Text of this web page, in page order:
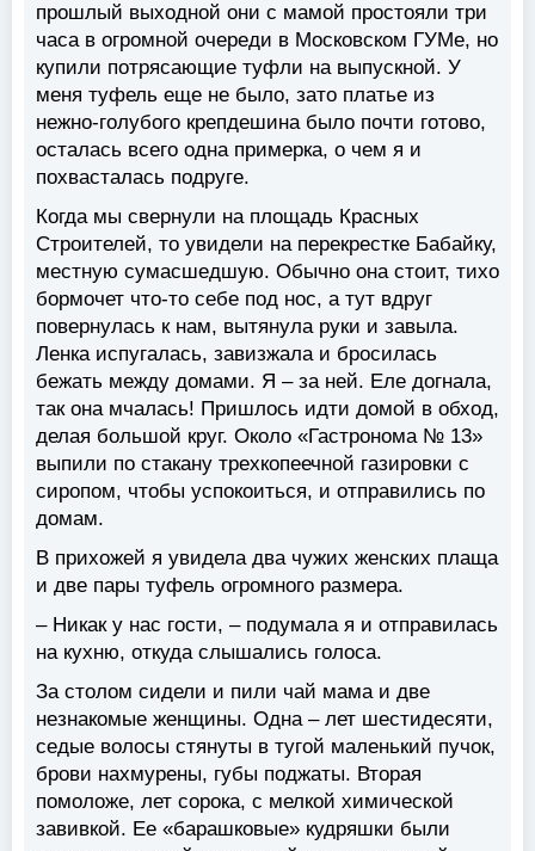
прошлый выходной они с мамой простояли три
часа в огромной очереди в Московском ГУМе, но
купили потрясающие туфли на выпускной. У
меня туфель еще не было, зато платье из
нежно-голубого крепдешина было почти готово,
осталась всего одна примерка, о чем я и
похвасталась подруге.
Когда мы свернули на площадь Красных
Строителей, то увидели на перекрестке Бабайку,
местную сумасшедшую. Обычно она стоит, тихо
бормочет что-то себе под нос, а тут вдруг
повернулась к нам, вытянула руки и завыла.
Ленка испугалась, завизжала и бросилась
бежать между домами. Я – за ней. Еле догнала,
так она мчалась! Пришлось идти домой в обход,
делая большой круг. Около «Гастронома № 13»
выпили по стакану трехкопеечной газировки с
сиропом, чтобы успокоиться, и отправились по
домам.
В прихожей я увидела два чужих женских плаща
и две пары туфель огромного размера.
– Никак у нас гости, – подумала я и отправилась
на кухню, откуда слышались голоса.
За столом сидели и пили чай мама и две
незнакомые женщины. Одна – лет шестидесяти,
седые волосы стянуты в тугой маленький пучок,
брови нахмурены, губы поджаты. Вторая
помоложе, лет сорока, с мелкой химической
завивкой. Ее «барашковые» кудряшки были